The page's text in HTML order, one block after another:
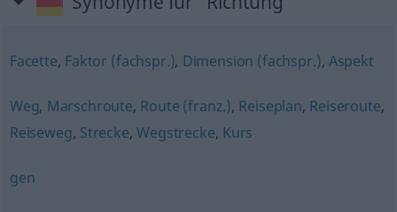
Facette, Faktor (fachspr.), Dimension (fachspr.), Aspekt
Weg, Marschroute, Route (franz.), Reiseplan, Reiseroute,
Reiseweg, Strecke,Wegstrecke, Kurs
gen